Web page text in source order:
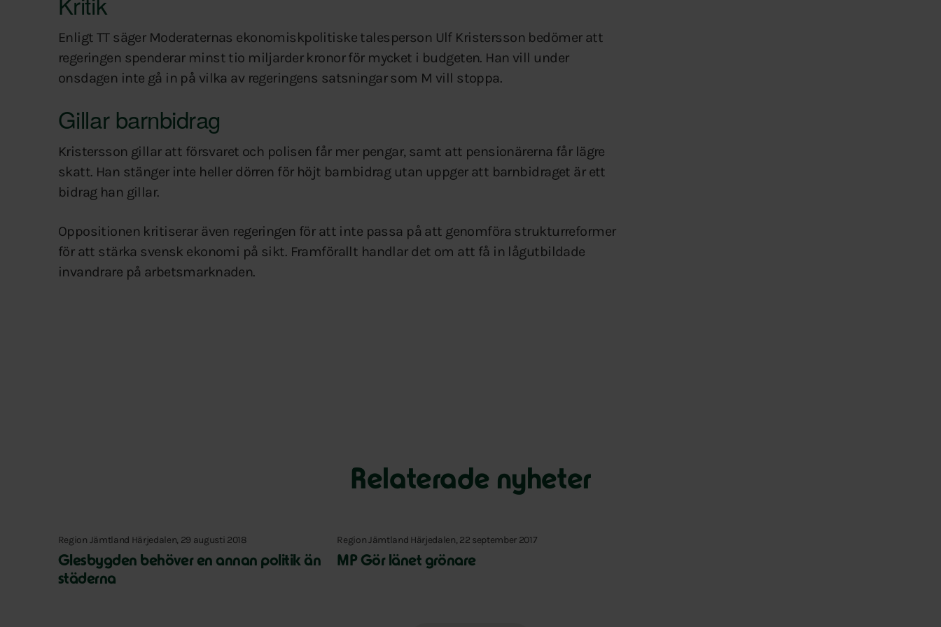
Enligt TT säger Moderaternas ekonomiskpolitiske talesperson Ulf Kristersson bedömer att
regeringen spenderar minst tio miljarder kronor för mycket i budgeten. Han vill under
onsdagen inte gå in på vilka av regeringens satsningar som M vill stoppa.
Gillar barnbidrag
Kristersson gillar att försvaret och polisen får mer pengar, samt att pensionärerna får lägre
skatt. Han stänger inte heller dörren för höjt barnbidrag utan uppger att barnbidraget är ett
bidrag han gillar.
Oppositionen kritiserar även regeringen för att inte passa på att genomföra strukturreformer
för att stärka svensk ekonomi på sikt. Framförallt handlar det om att få in lågutbildade
invandrare på arbetsmarknaden.
Relaterade nyheter
Region Jämtland Härjedalen, 29 augusti 2018
Glesbygden behöver en annan politik än
städerna
Region Jämtland Härjedalen, 22 september 2017
MP Gör länet grönare